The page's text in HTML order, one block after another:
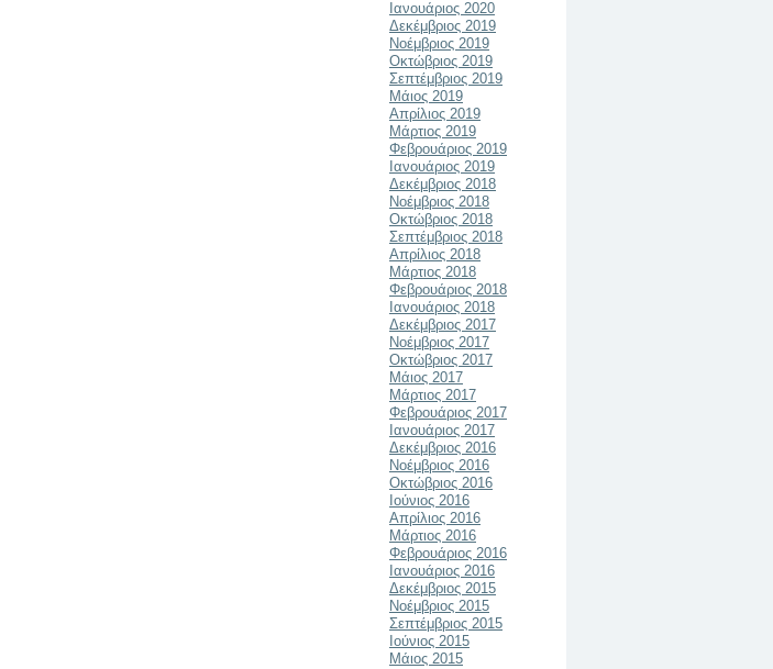
Ιανουάριος 2020
Δεκέμβριος 2019
Νοέμβριος 2019
Οκτώβριος 2019
Σεπτέμβριος 2019
Μάιος 2019
Απρίλιος 2019
Μάρτιος 2019
Φεβρουάριος 2019
Ιανουάριος 2019
Δεκέμβριος 2018
Νοέμβριος 2018
Οκτώβριος 2018
Σεπτέμβριος 2018
Απρίλιος 2018
Μάρτιος 2018
Φεβρουάριος 2018
Ιανουάριος 2018
Δεκέμβριος 2017
Νοέμβριος 2017
Οκτώβριος 2017
Μάιος 2017
Μάρτιος 2017
Φεβρουάριος 2017
Ιανουάριος 2017
Δεκέμβριος 2016
Νοέμβριος 2016
Οκτώβριος 2016
Ιούνιος 2016
Απρίλιος 2016
Μάρτιος 2016
Φεβρουάριος 2016
Ιανουάριος 2016
Δεκέμβριος 2015
Νοέμβριος 2015
Σεπτέμβριος 2015
Ιούνιος 2015
Μάιος 2015